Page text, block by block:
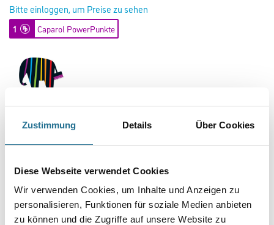
Zustimmung Details Über Cookies
Diese Webseite verwendet Cookies
Wir verwenden Cookies, um Inhalte und Anzeigen zu
personalisieren, Funktionen für soziale Medien anbieten
zu können und die Zugriffe auf unsere Website zu
Bitte einloggen, um Preise zu sehen
1 Caparol PowerPunkte
Capatect SockelFlex Carbon 18,0 kg
Art-Nr.:1001-011473
Armieren und als Feuchteschutzanstrich im Sockel und erdberührten
Gebinde